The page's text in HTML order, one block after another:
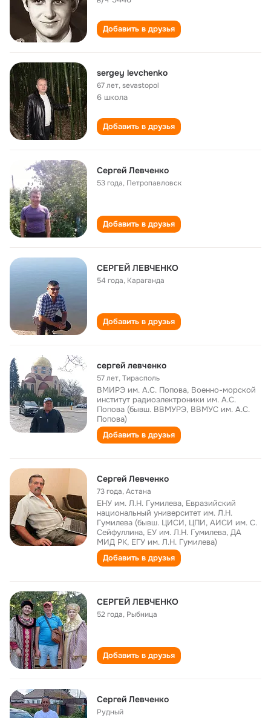
Добавить в друзья
sergey levchenko
67 лет,sevastopol
6 школа
Добавить в друзья
Сергей Левченко
53 года, Петропавловск
Добавить в друзья
СЕРГЕЙ ЛЕВЧЕНКО
54 года, Караганда
Добавить в друзья
сергей левченко
57 лет,Тирасполь
ВМИРЭ им. А.С. Попова, Военно-морской
институт радиоэлектроники им. А.С.
Попова (бывш. ВВМУРЭ, ВВМУС им. А.С.
Попова)
Добавить в друзья
Сергей Левченко
73 года,Астана
ЕНУ им. Л.Н. Гумилева, Евразийский
национальный университет им. Л.Н.
Гумилева (бывш. ЦИСИ, ЦПИ, АИСИ им. С.
Сейфуллина, ЕУ им. Л.Н. Гумилева, ДА
МИД РК, ЕГУ им. Л.Н. Гумилева)
Добавить в друзья
СЕРГЕЙ ЛЕВЧЕНКО
52 года, Рыбница
Добавить в друзья
Сергей Левченко
Рудный